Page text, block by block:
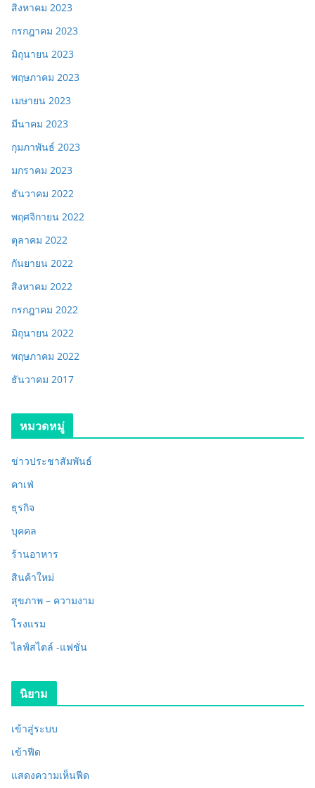
สิงหาคม 2023
กรกฎาคม 2023
มิถุนายน 2023
พฤษภาคม 2023
เมษายน 2023
มีนาคม 2023
กุมภาพันธ์ 2023
มกราคม 2023
ธันวาคม 2022
พฤศจิกายน 2022
ตุลาคม 2022
กันยายน 2022
สิงหาคม 2022
กรกฎาคม 2022
มิถุนายน 2022
พฤษภาคม 2022
ธันวาคม 2017
หมวดหมู่
ข่าวประชาสัมพันธ์
คาเฟ่
ธุรกิจ
บุคคล
ร้านอาหาร
สินค้าใหม่
สุขภาพ – ความงาม
โรงแรม
ไลฟ์สไตล์ -แฟชั่น
นิยาม
เข้าสู่ระบบ
เข้าฟีด
แสดงความเห็นฟีด